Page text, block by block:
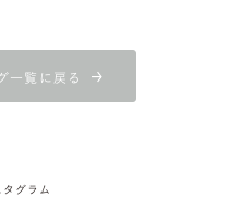
一覧に戻る
グラム